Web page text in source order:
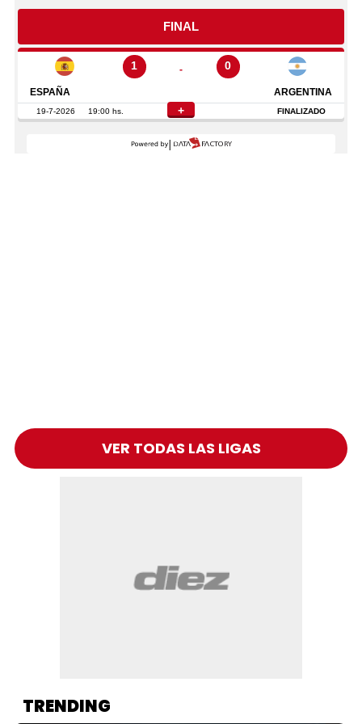
VER TODAS LAS LIGAS
TRENDING